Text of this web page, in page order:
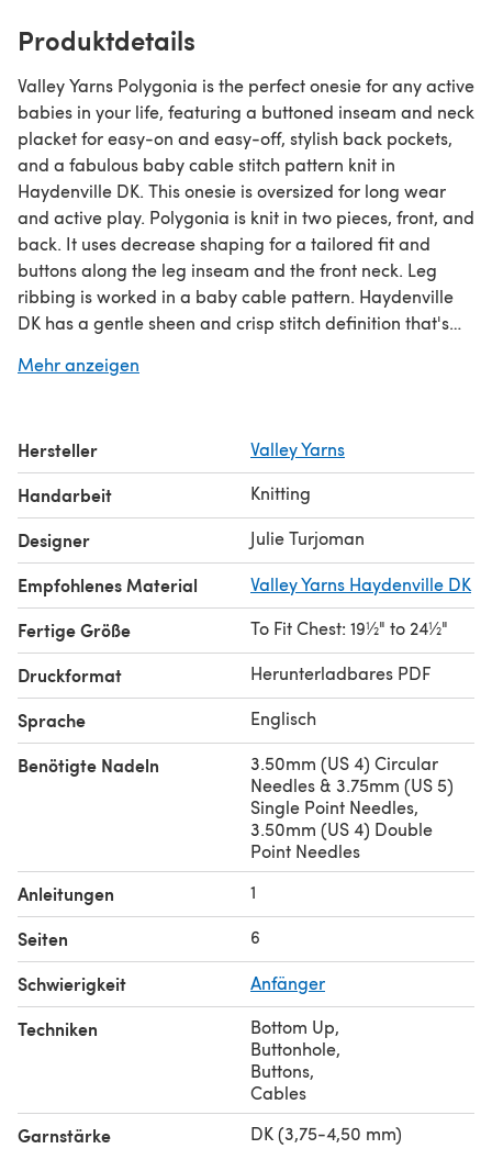
Produktdetails
Valley Yarns Polygonia is the perfect onesie for any active
babies in your life, featuring a buttoned inseam and neck
placket for easy-on and easy-off, stylish back pockets,
and a fabulous baby cable stitch pattern knit in
Haydenville DK. This onesie is oversized for long wear
and active play. Polygonia is knit in two pieces, front, and
back. It uses decrease shaping for a tailored fit and
buttons along the leg inseam and the front neck. Leg
ribbing is worked in a baby cable pattern. Haydenville
DK has a gentle sheen and crisp stitch definition that's
is charted and written out.Check out our amazing
Mehr anzeigen
Hersteller Valley Yarns
Handarbeit Knitting
Designer Julie Turjoman
Empfohlenes Material Valley Yarns Haydenville DK
Fertige Größe To Fit Chest: 19½" to 24½"
Druckformat Herunterladbares PDF
Sprache Englisch
Benötigte Nadeln
3.50mm (US 4) Circular
Needles & 3.75mm (US 5)
Single Point Needles,
3.50mm (US 4) Double
Point Needles
Anleitungen 1
Seiten 6
Schwierigkeit Anfänger
Techniken Bottom Up,
Buttonhole,
Buttons,
Cables
Garnstärke DK (3,75-4,50 mm)